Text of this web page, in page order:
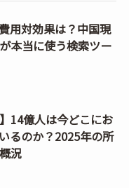
用対効果は？中国現
本当に使う検索ツー
】14億人は今どこにお
るのか？2025年の所
況